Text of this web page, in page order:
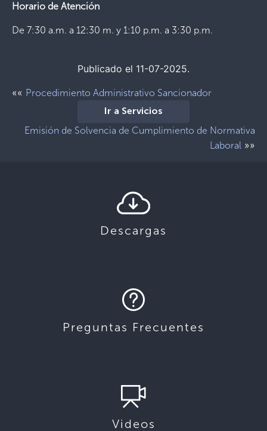
Horario de Atención
De 7:30 a.m. a 12:30 m. y 1:10 p.m. a 3:30 p.m.
Publicado el 11-07-2025.
«« Procedimiento Administrativo Sancionador
Ir a Servicios
Emisión de Solvencia de Cumplimiento de Normativa
Laboral »»
Descargas
Preguntas Frecuentes
Videos